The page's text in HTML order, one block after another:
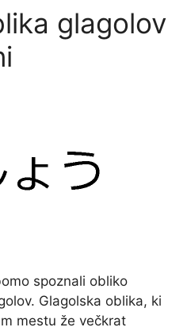
glagolov
spoznali obliko
Glagolska oblika, ki
mestu že večkrat